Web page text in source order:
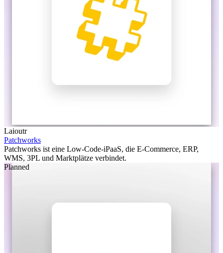
Laioutr
Patchworks
Patchworks ist eine Low-Code-iPaaS, die E-Commerce, ERP,
WMS, 3PL und Marktplätze verbindet.
Planned